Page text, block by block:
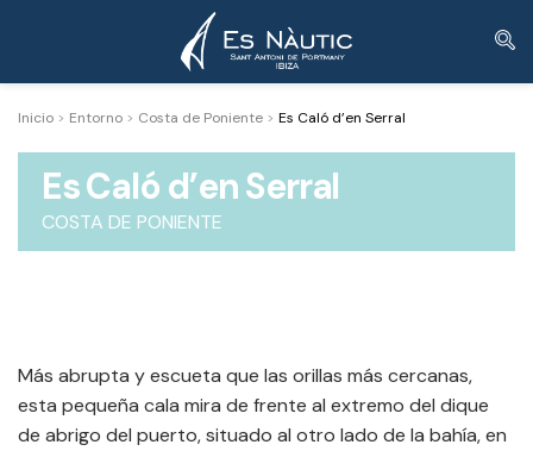
Inicio > Entorno > Costa de Poniente > Es Caló d’en Serral
Es Caló d’en Serral
COSTA DE PONIENTE
Más abrupta y escueta que las orillas más cercanas,
esta pequeña cala mira de frente al extremo del dique
de abrigo del puerto, situado al otro lado de la bahía, en